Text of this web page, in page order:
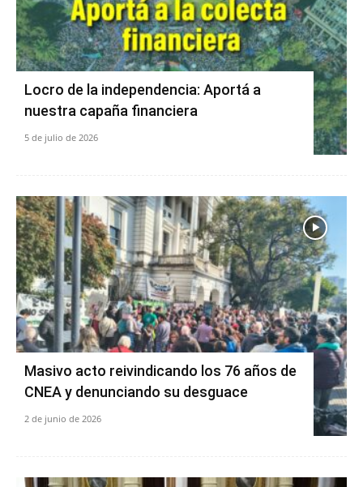
Locro de la independencia: Aportá a
nuestra capaña financiera
5 de julio de 2026
Masivo acto reivindicando los 76 años de
CNEA y denunciando su desguace
2 de junio de 2026